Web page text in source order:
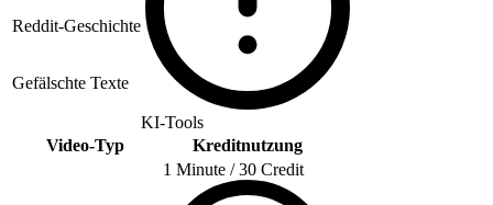
Reddit-Geschichte
Gefälschte Texte
KI-Tools
Video-Typ
Kreditnutzung
1 Minute / 30 Credit